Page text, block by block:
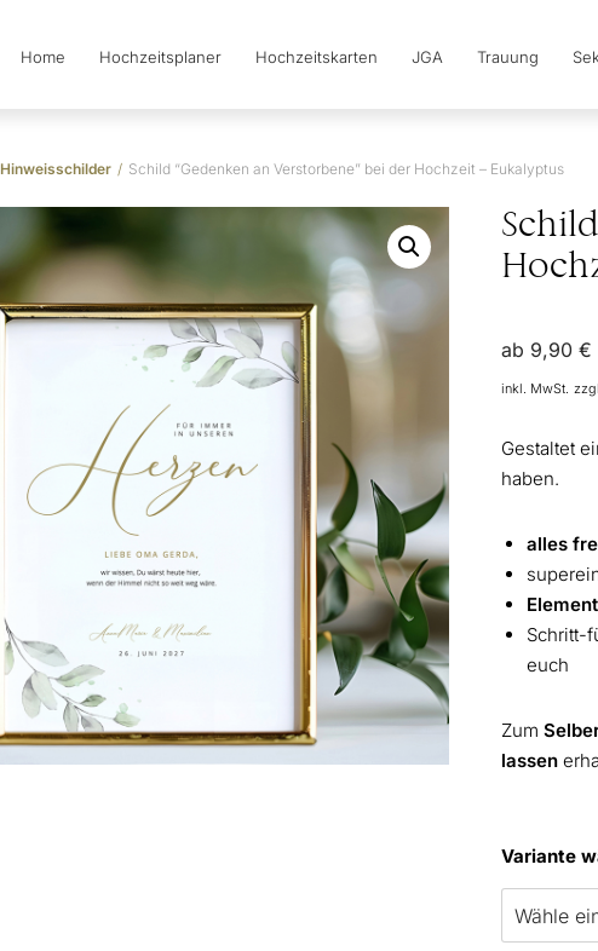
Home Hochzeitsplaner Hochzeitskarten JGA Trauung
Hinweisschilder / Schild “Gedenken an Verstorbene” bei der Hochzeit – Eukalyptus
ab 9,90€
inkl. MwSt.
Gestaltet
haben.
alles
Schritt-
euch
Zum
lassen
Variante